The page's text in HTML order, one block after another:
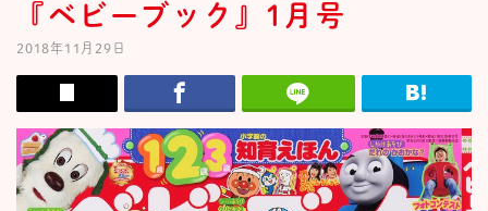
『ベビーブック』1月号
2018年11月29日